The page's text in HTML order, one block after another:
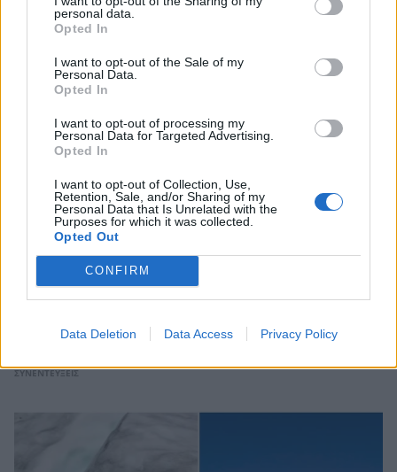
personal data.
Opted In
I want to opt-out of the Sale of my
Personal Data.
Opted In
I want to opt-out of processing my
Personal Data for Targeted Advertising.
Opted In
I want to opt-out of Collection, Use,
Retention, Sale, and/or Sharing of my
Personal Data that Is Unrelated with the
Purposes for which it was collected.
Opted Out
CONFIRM
Data Deletion Data Access Privacy Policy
ΠΕΡΙΣΣΟΤΕΡΑ ΣΤΟ
Μελέτης Ηλίας – Λένα Παπαληγούρα στο
ΣΥΝΕΝΤΕΥΞΕΙΣ